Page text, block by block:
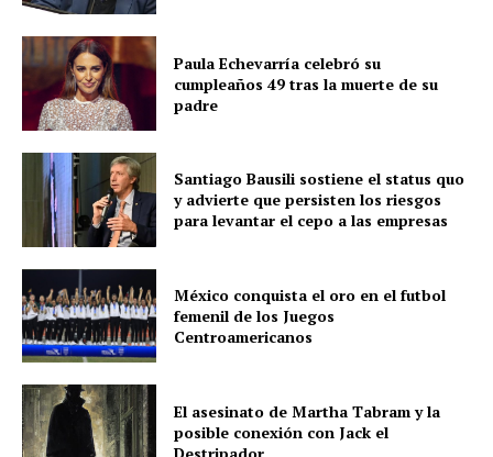
Paula Echevarría celebró su
cumpleaños 49 tras la muerte de su
padre
Santiago Bausili sostiene el status quo
y advierte que persisten los riesgos
para levantar el cepo a las empresas
México conquista el oro en el futbol
femenil de los Juegos
Centroamericanos
El asesinato de Martha Tabram y la
posible conexión con Jack el
Destripador